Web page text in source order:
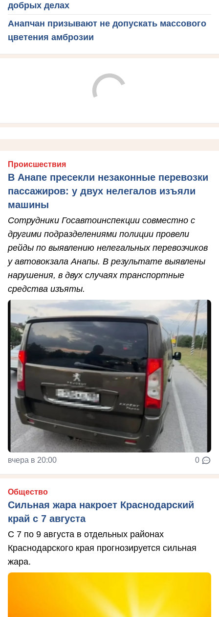
добрых делах
Анапчан призывают не допускать массового
цветения амброзии
Происшествия
В Анапе пресекли незаконные перевозки
пассажиров: у двух нелегалов изъяли
машины
Сотрудники Госавтоинспекции совместно с
другими подразделениями полиции провели
рейды по выявлению нелегальных перевозчиков
у автовокзала Анапы. В результате выявлены
нарушения, в двух случаях транспортные
средства изъяты.
вчера в 20:00 0
Общество
Сильная жара накроет Краснодарский
край с 7 августа
С 7 по 9 августа в отдельных районах
Краснодарского края прогнозируется сильная
жара.